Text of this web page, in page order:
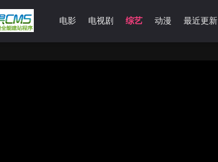
首页 电影 电视剧 综艺 动漫 最近更新